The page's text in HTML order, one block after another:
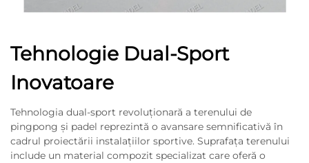
Tehnologie Dual-Sport
Inovatoare
Tehnologia dual-sport revoluționară a terenului de
pingpong și padel reprezintă o avansare semnificativă în
cadrul proiectării instalațiilor sportive. Suprafața terenului
include un material compozit specializat care oferă o